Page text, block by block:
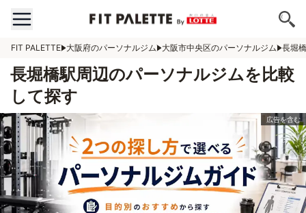
FIT PALETTE 大阪府のパーソナルジム 大阪市中央区のパーソナルジム 長堀
長堀橋駅周辺のパーソナルジムを比較
して探す